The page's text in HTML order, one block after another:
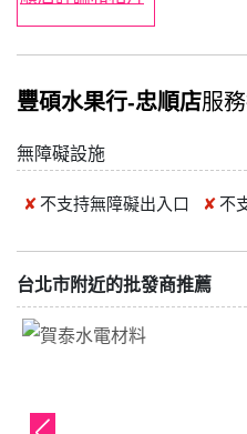
豐碩水果行-忠順店服
無障礙設施
不支持無障礙出入口 不
台北市附近的批發商推薦